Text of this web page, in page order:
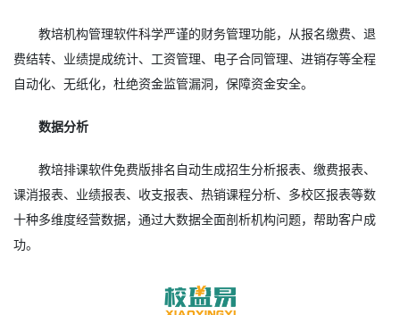
教培机构管理软件科学严谨的财务管理功能，从报名缴费、退
费结转、业绩提成统计、工资管理、电子合同管理、进销存等全程
自动化、无纸化，杜绝资金监管漏洞，保障资金安全。
数据分析
教培排课软件免费版排名自动生成招生分析报表、缴费报表、
课消报表、业绩报表、收支报表、热销课程分析、多校区报表等数
十种多维度经营数据，通过大数据全面剖析机构问题，帮助客户成
功。